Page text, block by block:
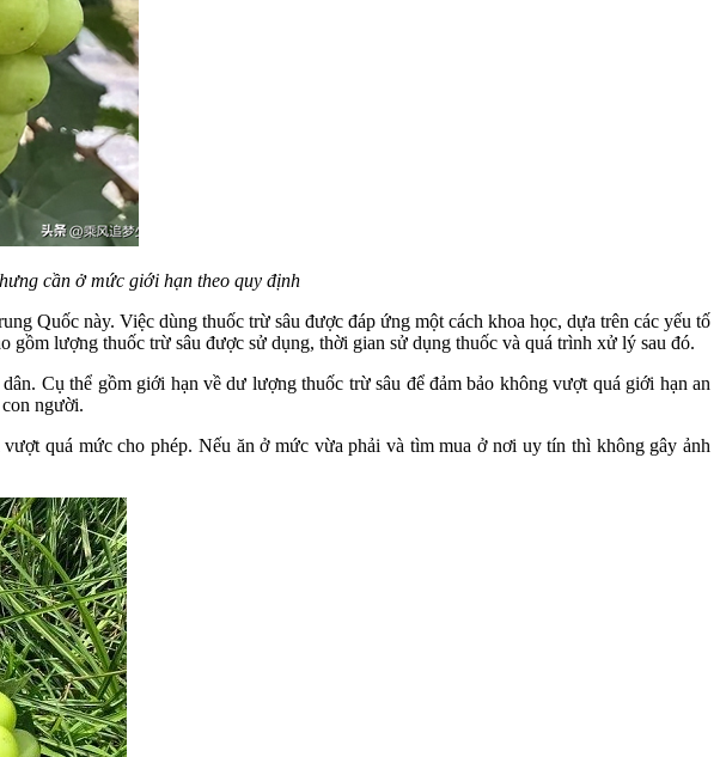
cần ở mức giới hạn theo quy định
Quốc này. Việc dùng thuốc trừ sâu được đáp ứng một cách khoa học, dựa trên các yếu tố
lượng thuốc trừ sâu được sử dụng, thời gian sử dụng thuốc và quá trình xử lý sau đó.
Cụ thể gồm giới hạn về dư lượng thuốc trừ sâu để đảm bảo không vượt quá giới hạn an
người.
quá mức cho phép. Nếu ăn ở mức vừa phải và tìm mua ở nơi uy tín thì không gây ảnh